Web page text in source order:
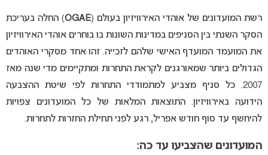
רשת המועדונים של אוהדי האירוויזיון בעולם (OGAE) החלה בעריכת
הסקר השנתי בין הסניפים במדינות השונות בו בוחרים אוהדי האירוויזיון
את המועמד המועדף האישי שלהם לזכייה. זהו אחד מסקרי האוהדים
הגדולים ביותר שמאורגנים לקראת התחרות ומתקיימים מדי שנה מאז
2007. כל סניף מצביע למתמודדי התחרות לפי שיטת ההצבעה
הידועה באירוויזיון. התוצאות המלאות של כל המועדונים צפויות
להיחשף עד סוף חודש אפריל, רגע לפני תחילת החזרות לתחרות.
המועדונים שהצביעו עד כה: